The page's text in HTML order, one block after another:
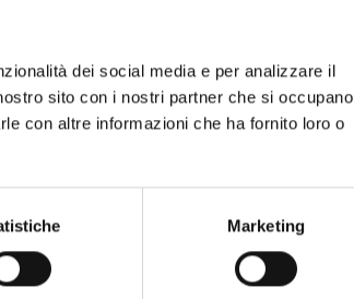
dei social media e per analizzare il
sito con i nostri partner che si occupano
con altre informazioni che ha fornito loro o
Marketing
ENGLISH
CONTINUE
чтобы скачать